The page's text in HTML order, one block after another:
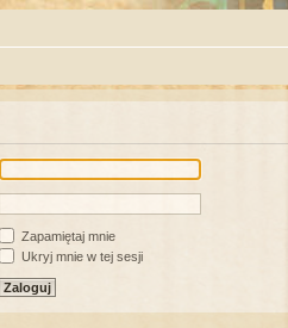
Zapamiętaj mnie
Ukryj mnie w tej sesji